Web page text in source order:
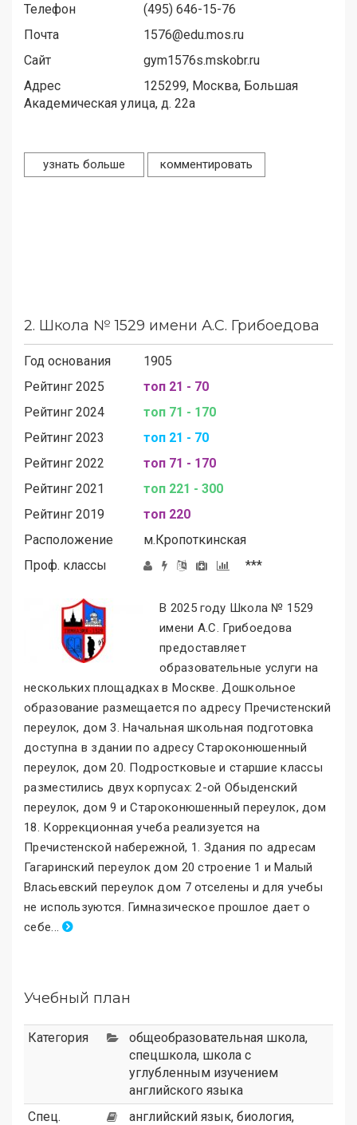
Телефон
(495) 646-15-76
Почта
1576@edu.mos.ru
Сайт
gym1576s.mskobr.ru
Адрес
125299, Москва, Большая
Академическая улица, д. 22а
узнать больше комментировать
2. Школа № 1529 имени А.С. Грибоедова
Год основания
1905
Рейтинг 2025
топ 21 - 70
Рейтинг 2024
топ 71 - 170
Рейтинг 2023
топ 21 - 70
Рейтинг 2022
топ 71 - 170
Рейтинг 2021
топ 221 - 300
Рейтинг 2019
топ 220
Расположение
м.Кропоткинская
Проф. классы
***
В 2025 году Школа № 1529
имени А.С. Грибоедова
предоставляет
образовательные услуги на
нескольких площадках в Москве. Дошкольное
образование размещается по адресу Пречистенский
переулок, дом 3. Начальная школьная подготовка
доступна в здании по адресу Староконюшенный
переулок, дом 20. Подростковые и старшие классы
разместились двух корпусах: 2-ой Обыденский
переулок, дом 9 и Староконюшенный переулок, дом
18. Коррекционная учеба реализуется на
Пречистенской набережной, 1. Здания по адресам
Гагаринский переулок дом 20 строение 1 и Малый
Власьевский переулок дом 7 отселены и для учебы
не используются. Гимназическое прошлое дает о
себе...
Учебный план
Категория общеобразовательная школа,
спецшкола, школа с
углубленным изучением
английского языка
Спец.
английский язык, биология,